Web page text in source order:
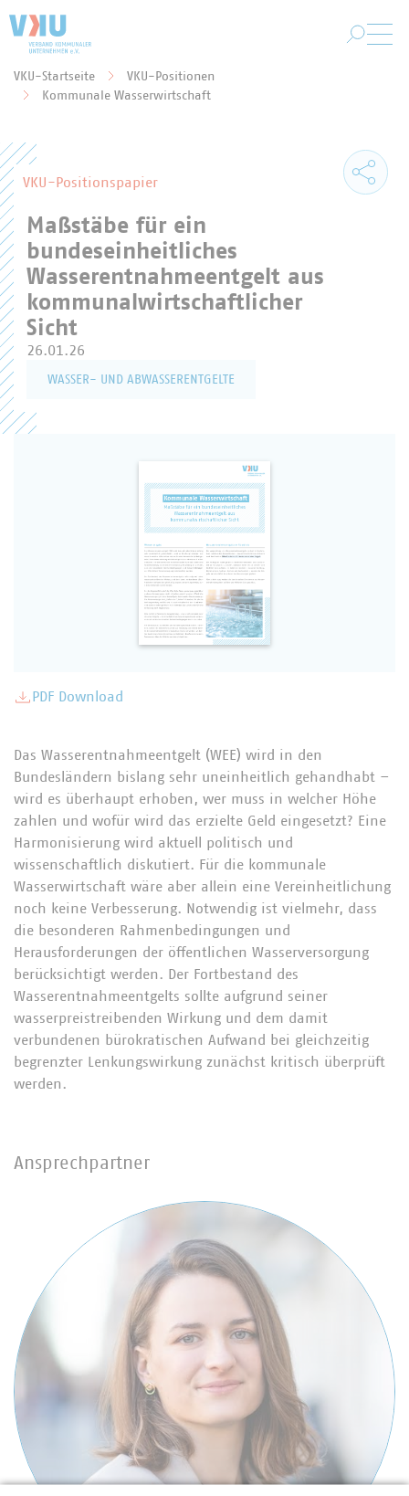
Sie befinden sich hier:
VKU-Startseite
VKU-Positionen
Kommunale Wasserwirtschaft
VKU-Positionspapier
Maßstäbe für ein
bundeseinheitliches
Wasserentnahmeentgelt aus
kommunalwirtschaftlicher
Sicht
26.01.26
WASSER- UND ABWASSERENTGELTE
PDF Download
Das Wasserentnahmeentgelt (WEE) wird in den
Bundesländern bislang sehr uneinheitlich gehandhabt –
wird es überhaupt erhoben, wer muss in welcher Höhe
zahlen und wofür wird das erzielte Geld eingesetzt? Eine
Harmonisierung wird aktuell politisch und
wissenschaftlich diskutiert. Für die kommunale
Wasserwirtschaft wäre aber allein eine Vereinheitlichung
noch keine Verbesserung. Notwendig ist vielmehr, dass
die besonderen Rahmenbedingungen und
Herausforderungen der öffentlichen Wasserversorgung
berücksichtigt werden. Der Fortbestand des
Wasserentnahmeentgelts sollte aufgrund seiner
wasserpreistreibenden Wirkung und dem damit
verbundenen bürokratischen Aufwand bei gleichzeitig
begrenzter Lenkungswirkung zunächst kritisch überprüft
werden.
Ansprechpartner